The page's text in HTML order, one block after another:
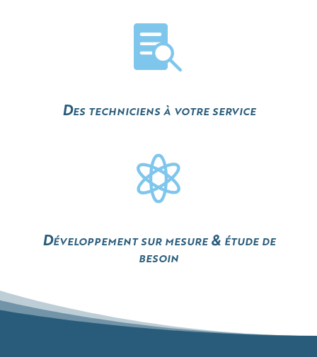

Des techniciens à votre service

Développement sur mesure & étude de
besoin